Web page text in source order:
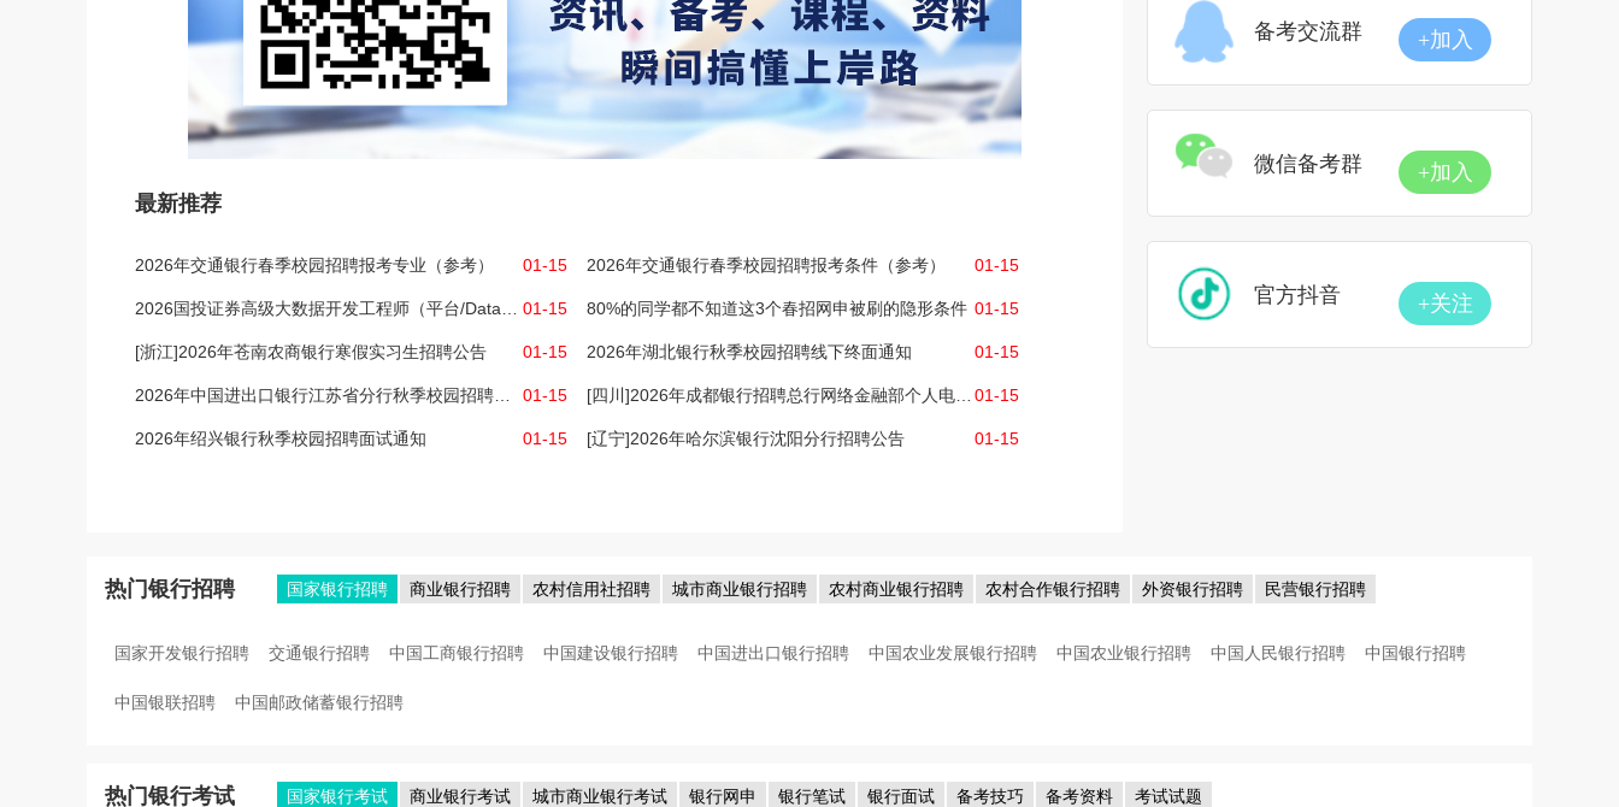
最新推荐
01-15
2026年交通银行春季校园招聘报考专业（参考） 01-15
2026年交通银行春季校园招聘报考条件（参考）
01-15
2026国投证券高级大数据开发工程师（平台/DataOps方向）社招公告 01-15
80%的同学都不知道这3个春招网申被刷的隐形条件
01-15
[浙江]2026年苍南农商银行寒假实习生招聘公告 01-15
2026年湖北银行秋季校园招聘线下终面通知
01-15
2026年中国进出口银行江苏省分行秋季校园招聘线下面试通知 01-15
[四川]2026年成都银行招聘总行网络金融部个人电子银行产品设计岗
01-15
2026年绍兴银行秋季校园招聘面试通知 01-15
[辽宁]2026年哈尔滨银行沈阳分行招聘公告
备考交流群 +加入
微信备考群 +加入
官方抖音 +关注
热门银行招聘 国家银行招聘 商业银行招聘 农村信用社招聘 城市商业银行招聘 农村商业银行招聘 农村合作银行招聘 外资银行招聘 民营银行招聘
国家开发银行招聘 交通银行招聘 中国工商银行招聘 中国建设银行招聘 中国进出口银行招聘 中国农业发展银行招聘 中国农业银行招聘 中国人民银行招聘 中国银行招聘
中国银联招聘 中国邮政储蓄银行招聘
热门银行考试 国家银行考试 商业银行考试 城市商业银行考试 银行网申 银行笔试 银行面试 备考技巧 备考资料 考试试题